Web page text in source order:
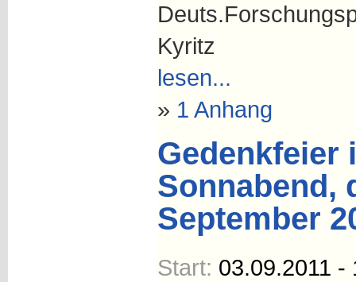
Kyritz
lesen...
» 1 Anhang
Gedenkfeier
Sonnabend,
September
Start: 03.09.2011 -